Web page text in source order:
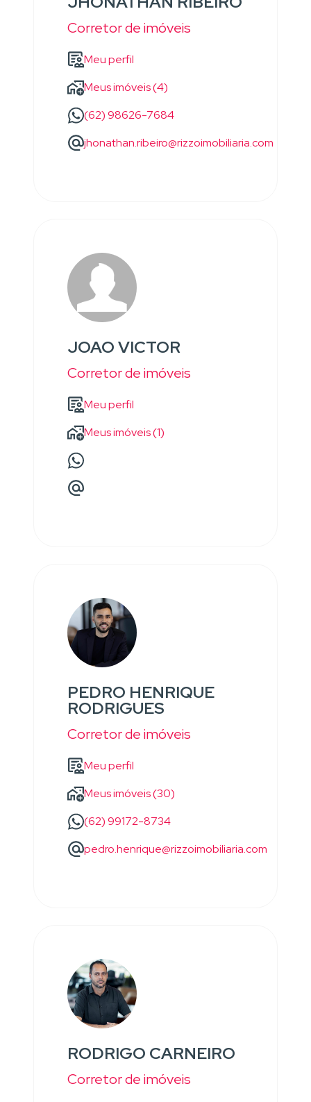
Corretor de imóveis
Meu perfil
Meus imóveis (4)
(62) 98626-7684
jhonathan.ribeiro@rizzoimobiliaria.com
JOAO VICTOR
Corretor de imóveis
Meu perfil
Meus imóveis (1)
PEDRO HENRIQUE
RODRIGUES
Corretor de imóveis
Meu perfil
Meus imóveis (30)
(62) 99172-8734
pedro.henrique@rizzoimobiliaria.com
RODRIGO CARNEIRO
Corretor de imóveis